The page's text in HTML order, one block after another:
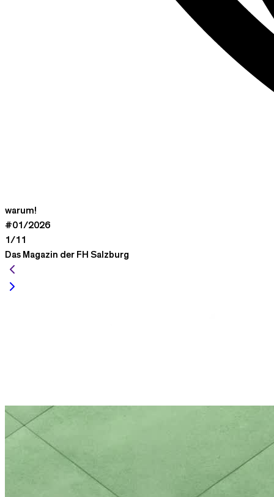
warum!
#01/2026
1/11
Das Magazin der FH Salzburg